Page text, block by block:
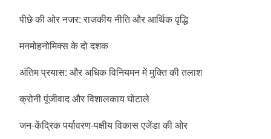
पीछे की ओर नजर: राजकीय नीति और आर्थिक वृद्धि
मनमोहनोमिक्स के दो दशक
अंतिम प्रयास: और अधिक विनियमन में मुक्ति की तलाश
क्रोनी पूंजीवाद और विशालकाय घोटाले
जन-केंद्रिक पर्यावरण-पक्षीय विकास एजेंडा की ओर